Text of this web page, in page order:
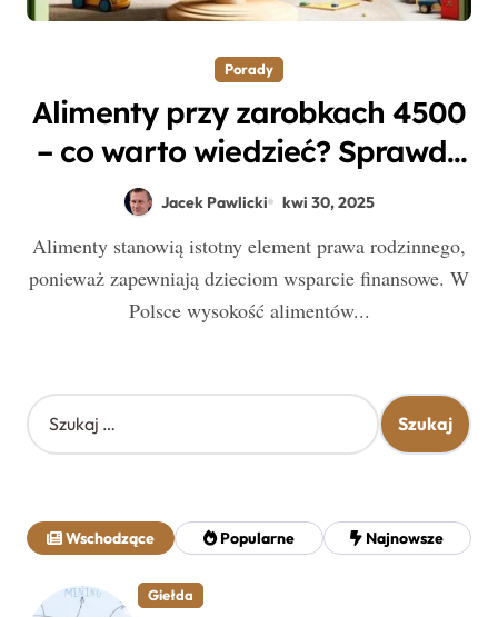
Porady
Alimenty przy zarobkach 4500
– co warto wiedzieć? Sprawdź
tabelę i przepisy!
Jacek Pawlicki kwi 30, 2025
Alimenty stanowią istotny element prawa rodzinnego,
ponieważ zapewniają dzieciom wsparcie finansowe. W
Polsce wysokość alimentów...
S
z
j
:
Wschodzące Popularne Najnowsze
Giełda